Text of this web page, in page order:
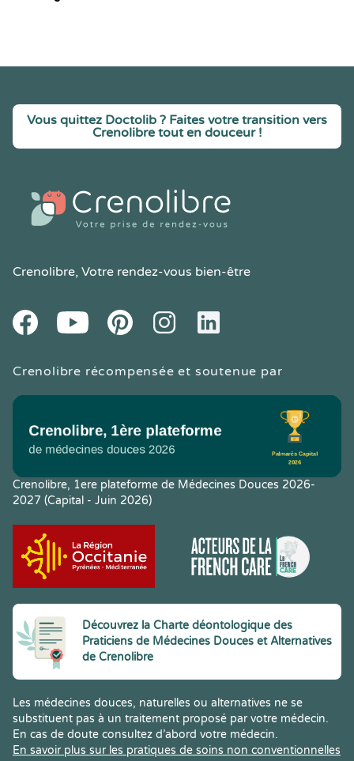
Vous quittez Doctolib ? Faites votre transition vers
Crenolibre tout en douceur !
Crenolibre, Votre rendez-vous bien-être
FacebookYoutube PinteresetInstagramLinkedIn
Crenolibre récompensée et soutenue par
Crenolibre, 1ere plateforme de Médecines Douces 2026-
2027 (Capital - Juin 2026)
Découvrez la Charte déontologique des
Praticiens de Médecines Douces et Alternatives
de Crenolibre
Les médecines douces, naturelles ou alternatives ne se
substituent pas à un traitement proposé par votre médecin.
En cas de doute consultez d’abord votre médecin.
En savoir plus sur les pratiques de soins non conventionnelles